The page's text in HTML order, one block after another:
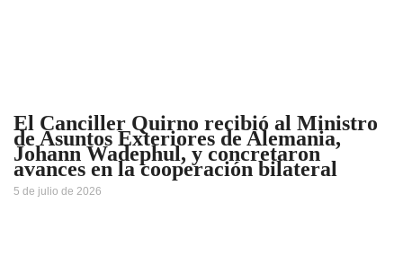
El Canciller Quirno recibió al Ministro
de Asuntos Exteriores de Alemania,
Johann Wadephul, y concretaron
avances en la cooperación bilateral
5 de julio de 2026